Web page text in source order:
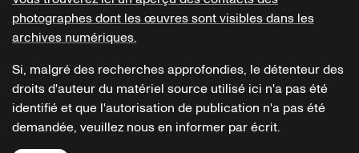
photographes dont les œuvres sont visibles dans les
archives numériques.
Si, malgré des recherches approfondies, le détenteur des
droits d'auteur du matériel source utilisé ici n'a pas été
identifié et que l'autorisation de publication n'a pas été
demandée, veuillez nous en informer par écrit.